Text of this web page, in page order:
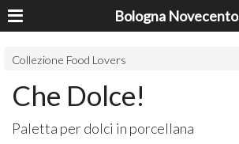
Bologna Novecento
Collezione Food Lovers
Che Dolce!
Paletta per dolci in porcellana